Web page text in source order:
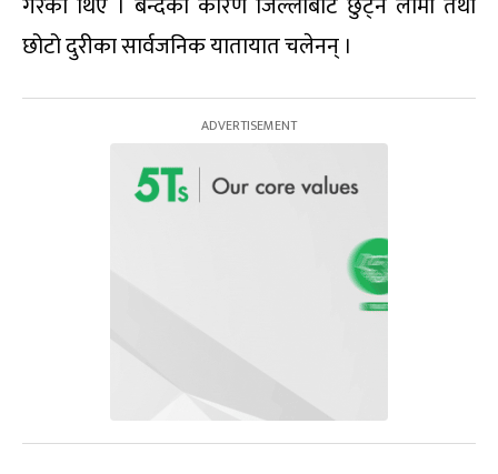
छोटो दुरीका सार्वजनिक यातायात चलेनन् ।